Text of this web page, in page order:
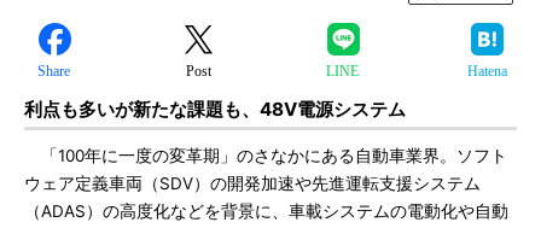
Share Post LINE Hatena
利点も多いが新たな課題も、48V電源システム
「100年に一度の変革期」のさなかにある自動車業界。ソフト
ウェア定義車両（SDV）の開発加速や先進運転支援システム
（ADAS）の高度化などを背景に、車載システムの電動化や自動